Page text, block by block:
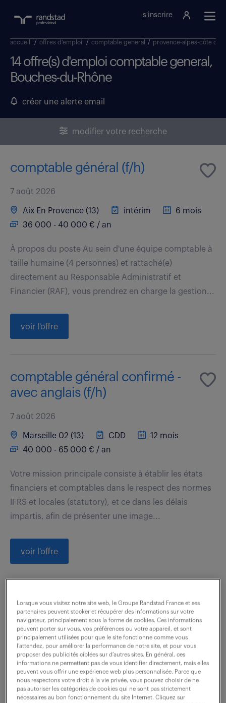
s'inscrire
accueil / offres d'emploi / comptable general / provence-alpes-côte d
14 offre(s) d'emploi comptable general,
Bouches-du-Rhône
créer une alerte email
modifier votre recherche
comptable général (f/h)
7 août 2026
Aix En Provence (13) intérim
6 mois
36 000 - 40 000 € / an
À propos du poste Au sein d'une équipe comptable à
taille humaine (4 personnes) et rattaché(e)
directement au Responsable Administratif et
Financier (RAF), vous prendrez en charge la gestion...
voir l'offre
comptable général confirmé -
avec anglais (f/h)
7 août 2026
Marseille 02 (13) CDD
12 mois
40 000 - 65 000 € / an
Votre mission principale consiste à établir les états
financiers et comptables dans le respect des normes
IFRS et locales (statutory), et ce dans les délais
impartis, afin de présenter une image...
voir l'offre
comptable général (f/h)
5 août 2026
Marseille 02 (13) intérim
18 mois
26 000 - 30 000 € / an
Le/la gestionnaire financier et comptable est
chargé.e de la prise en charge et du contrôle des
Lorsque vous visitez notre site web, le Groupe Randstad France et ses
partenaires peuvent stocker et récupérer des informations sur votre
navigateur, principalement sous la forme de cookies. Ces informations
peuvent porter sur vous, vos préférences ou votre appareil, et sont
principalement utilisées pour que le site fonctionne comme vous
l’attendez, pour améliorer la performance de notre site, et pour vous
proposer des publicités ciblées sur d’autres sites. En général, ces
informations ne permettent pas de vous identifier directement, mais elles
peuvent vous offrir une expérience web plus personnalisée. Parce que
nous respectons votre droit à la vie privée, vous pouvez choisir de ne
pas autoriser les catégories de cookies qui ne sont pas strictement
nécessaires au bon fonctionnement du site Internet. Cliquez sur